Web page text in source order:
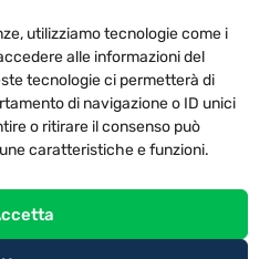
utilizziamo tecnologie come i
alle informazioni del
tecnologie ci permetterà di
di navigazione o ID unici
o ritirare il consenso può
caratteristiche e funzioni.
PREFERENZE
S.P.A.
21 – 51100 Pistoia (PT)
/ Fax 0573.913615